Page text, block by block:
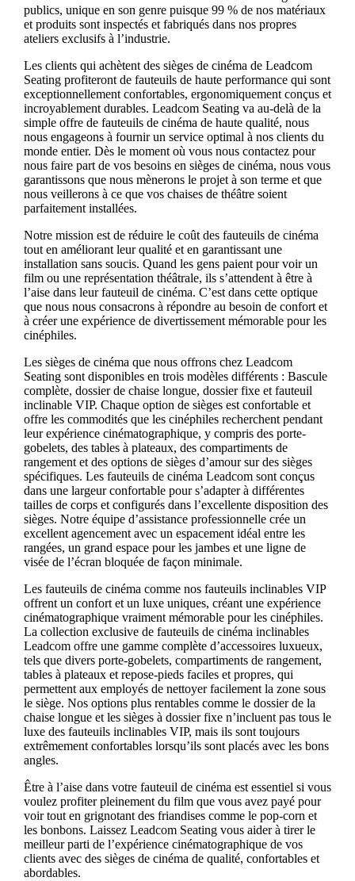
publics, unique en son genre puisque 99 % de nos matériaux
et produits sont inspectés et fabriqués dans nos propres
ateliers exclusifs à l’industrie.
Les clients qui achètent des sièges de cinéma de Leadcom
Seating profiteront de fauteuils de haute performance qui sont
exceptionnellement confortables, ergonomiquement conçus et
incroyablement durables. Leadcom Seating va au-delà de la
simple offre de fauteuils de cinéma de haute qualité, nous
nous engageons à fournir un service optimal à nos clients du
monde entier. Dès le moment où vous nous contactez pour
nous faire part de vos besoins en sièges de cinéma, nous vous
garantissons que nous mènerons le projet à son terme et que
nous veillerons à ce que vos chaises de théâtre soient
parfaitement installées.
Notre mission est de réduire le coût des fauteuils de cinéma
tout en améliorant leur qualité et en garantissant une
installation sans soucis. Quand les gens paient pour voir un
film ou une représentation théâtrale, ils s’attendent à être à
l’aise dans leur fauteuil de cinéma. C’est dans cette optique
que nous nous consacrons à répondre au besoin de confort et
à créer une expérience de divertissement mémorable pour les
cinéphiles.
Les sièges de cinéma que nous offrons chez Leadcom
Seating sont disponibles en trois modèles différents : Bascule
complète, dossier de chaise longue, dossier fixe et fauteuil
inclinable VIP. Chaque option de sièges est confortable et
offre les commodités que les cinéphiles recherchent pendant
leur expérience cinématographique, y compris des porte-
gobelets, des tables à plateaux, des compartiments de
rangement et des options de sièges d’amour sur des sièges
spécifiques. Les fauteuils de cinéma Leadcom sont conçus
dans une largeur confortable pour s’adapter à différentes
tailles de corps et configurés dans l’excellente disposition des
sièges. Notre équipe d’assistance professionnelle crée un
excellent agencement avec un espacement idéal entre les
rangées, un grand espace pour les jambes et une ligne de
visée de l’écran bloquée de façon minimale.
Les fauteuils de cinéma comme nos fauteuils inclinables VIP
offrent un confort et un luxe uniques, créant une expérience
cinématographique vraiment mémorable pour les cinéphiles.
La collection exclusive de fauteuils de cinéma inclinables
Leadcom offre une gamme complète d’accessoires luxueux,
tels que divers porte-gobelets, compartiments de rangement,
tables à plateaux et repose-pieds faciles et propres, qui
permettent aux employés de nettoyer facilement la zone sous
le siège. Nos options plus rentables comme le dossier de la
chaise longue et les sièges à dossier fixe n’incluent pas tous le
luxe des fauteuils inclinables VIP, mais ils sont toujours
extrêmement confortables lorsqu’ils sont placés avec les bons
angles.
Être à l’aise dans votre fauteuil de cinéma est essentiel si vous
voulez profiter pleinement du film que vous avez payé pour
voir tout en grignotant des friandises comme le pop-corn et
les bonbons. Laissez Leadcom Seating vous aider à tirer le
meilleur parti de l’expérience cinématographique de vos
clients avec des sièges de cinéma de qualité, confortables et
abordables.